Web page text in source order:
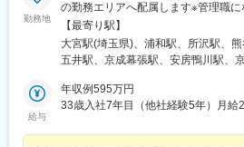
勤務地
の勤務エリアへ配属します※管理職
伴う転勤はありません。※3～5年間
東京や大阪などで勤務できる“他所勤
リア＞東京都、埼玉県、千葉県、神
府、和歌山県、兵庫県、岡山県、香
県、福岡県、熊本県、大分県※現在採
府、兵庫県、和歌山県、徳島県、大
【最寄り駅】
大宮駅(埼玉県)、浦和駅、所沢駅、
五井駅、京成幕張駅、安房鴨川駅、
(総武線)、浦安駅(千葉県)、柏駅、上
ンパス駅、東大宮駅、南柏駅、新高
給与
年収例595万円
33歳入社7年目（他社経験5年）月給